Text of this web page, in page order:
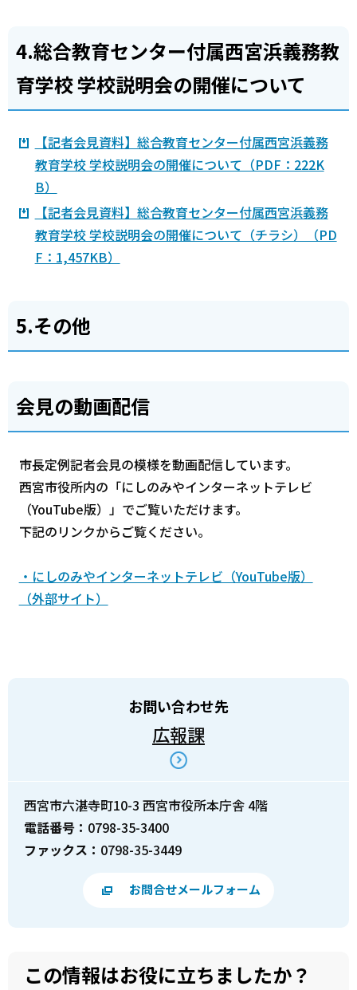
4.総合教育センター付属西宮浜義務教
育学校 学校説明会の開催について
【記者会見資料】総合教育センター付属西宮浜義務
教育学校 学校説明会の開催について（PDF：222K
B）
【記者会見資料】総合教育センター付属西宮浜義務
教育学校 学校説明会の開催について（チラシ）（PD
F：1,457KB）
5.その他
会見の動画配信
市長定例記者会見の模様を動画配信しています。
西宮市役所内の「にしのみやインターネットテレビ
（YouTube版）」でご覧いただけます。
下記のリンクからご覧ください。
・にしのみやインターネットテレビ（YouTube版）
（外部サイト）
お問い合わせ先
広報課
西宮市六湛寺町10-3 西宮市役所本庁舎 4階
電話番号： 0798-35-3400
ファックス： 0798-35-3449
お問合せメールフォーム
この情報はお役に立ちましたか？